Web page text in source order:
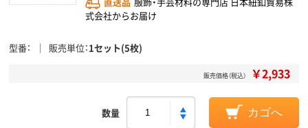
式会社からお届け
型番 販売単位 1セット(5枚)
販売価格（税込） ￥2,933
数量 カゴへ